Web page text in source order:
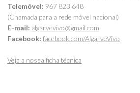
Telemóvel: 967 823 648
(Chamada para a rede móvel nacional)
E-mail: algarvevivo@gmail.com
Facebook: facebook.com/AlgarveVivo
Veja a nossa ficha técnica